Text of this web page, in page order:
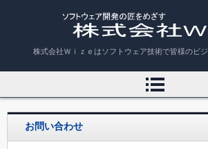
株式会社Ｗｉｚｅ
株式会社Ｗｉｚｅはソフトウェア技術で皆様のビジ
お問い合わせ